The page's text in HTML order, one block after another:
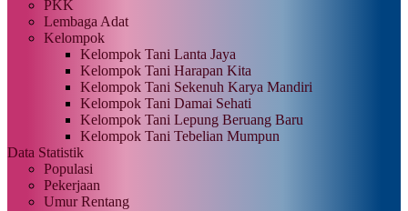
PKK
Lembaga Adat
Kelompok
Kelompok Tani Lanta Jaya
Kelompok Tani Harapan Kita
Kelompok Tani Sekenuh Karya Mandiri
Kelompok Tani Damai Sehati
Kelompok Tani Lepung Beruang Baru
Kelompok Tani Tebelian Mumpun
Data Statistik
Populasi
Pekerjaan
Umur Rentang